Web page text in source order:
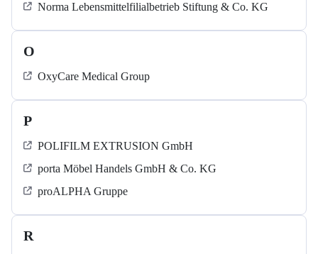
Norma Lebensmittelfilialbetrieb Stiftung & Co. KG
O
OxyCare Medical Group
P
POLIFILM EXTRUSION GmbH
porta Möbel Handels GmbH & Co. KG
proALPHA Gruppe
R